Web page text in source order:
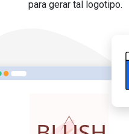
para gerar tal logotipo.